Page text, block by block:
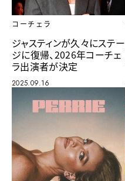
コーチェラ
ジャスティンが久々にステー
ジに復帰、2026年コーチェ
ラ出演者が決定
2025.09.16